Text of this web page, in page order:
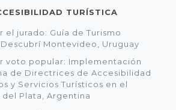
TURÍSTICA
el jurado: Guía de Turismo
Montevideo, Uruguay
voto popular: Implementación
de Directrices de Accesibilidad
y Servicios Turísticos en el
Plata, Argentina